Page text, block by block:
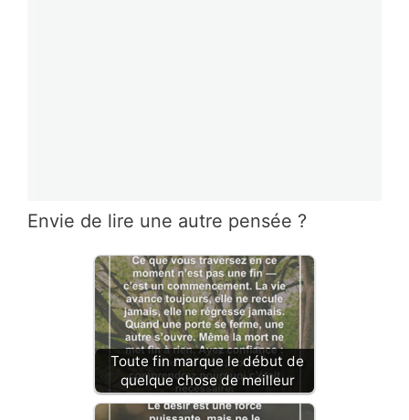
Envie de lire une autre pensée ?
Toute fin marque le début de
quelque chose de meilleur